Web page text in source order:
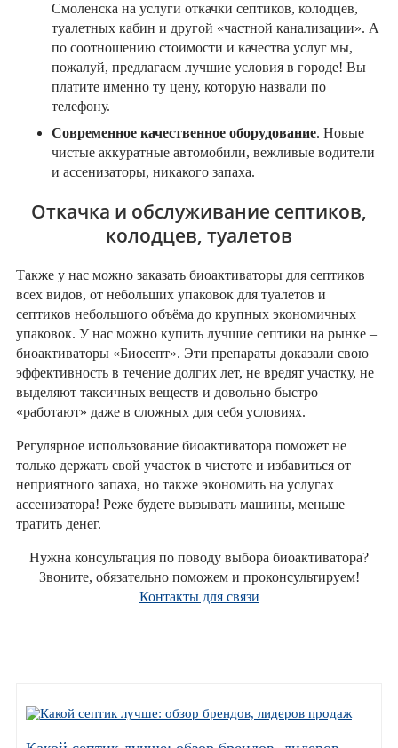
Смоленска на услуги откачки септиков, колодцев,
туалетных кабин и другой «частной канализации». А
по соотношению стоимости и качества услуг мы,
пожалуй, предлагаем лучшие условия в городе! Вы
платите именно ту цену, которую назвали по
телефону.
Современное качественное оборудование. Новые
чистые аккуратные автомобили, вежливые водители
и ассенизаторы, никакого запаха.
Откачка и обслуживание септиков,
колодцев, туалетов
Также у нас можно заказать биоактиваторы для септиков
всех видов, от небольших упаковок для туалетов и
септиков небольшого объёма до крупных экономичных
упаковок. У нас можно купить лучшие септики на рынке –
биоактиваторы «Биосепт». Эти препараты доказали свою
эффективность в течение долгих лет, не вредят участку, не
выделяют таксичных веществ и довольно быстро
«работают» даже в сложных для себя условиях.
Регулярное использование биоактиватора поможет не
только держать свой участок в чистоте и избавиться от
неприятного запаха, но также экономить на услугах
ассенизатора! Реже будете вызывать машины, меньше
тратить денег.
Нужна консультация по поводу выбора биоактиватора?
Звоните, обязательно поможем и проконсультируем!
Контакты для связи